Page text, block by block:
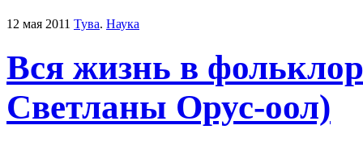
12 мая 2011 Тува. Наука
Вся жизнь в
Светланы Орус-оол)